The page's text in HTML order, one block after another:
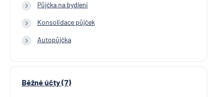
Půjčka na bydlení
Konsolidace půjček
Autopůjčka
Běžné účty (7)